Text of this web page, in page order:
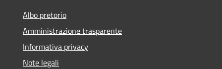
Albo pretorio
Amministrazione trasparente
Informativa privacy
Note legali